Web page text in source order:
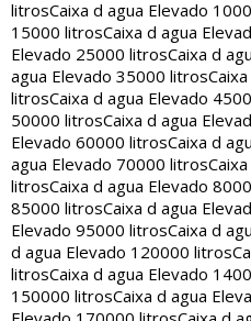
litrosCaixa d agua Elevado
15000 litrosCaixa d agua
Elevado 25000 litrosCaixa d
agua Elevado 35000 litros
litrosCaixa d agua Elevado
50000 litrosCaixa d agua
Elevado 60000 litrosCaixa d
agua Elevado 70000 litros
litrosCaixa d agua Elevado
85000 litrosCaixa d agua
Elevado 95000 litrosCaixa d
d agua Elevado 120000 litros
litrosCaixa d agua Elevado
150000 litrosCaixa d agua